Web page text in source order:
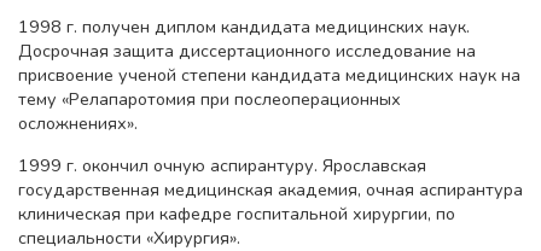
1998 г. получен диплом кандидата медицинских наук.
Досрочная защита диссертационного исследование на
присвоение ученой степени кандидата медицинских наук на
тему «Релапаротомия при послеоперационных
осложнениях».
1999 г. окончил очную аспирантуру. Ярославская
государственная медицинская академия, очная аспирантура
клиническая при кафедре госпитальной хирургии, по
специальности «Хирургия».